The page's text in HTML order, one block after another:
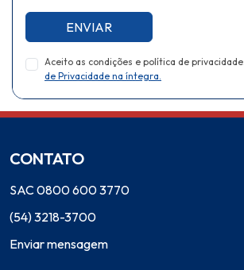
ENVIAR
Aceito as condições e política de privacidade.
de Privacidade na íntegra.
CONTATO
SAC 0800 600 3770
(54) 3218-3700
Enviar mensagem